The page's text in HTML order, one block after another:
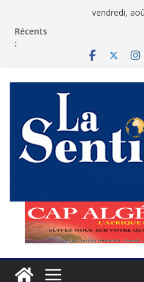
vendredi,
Récents
: